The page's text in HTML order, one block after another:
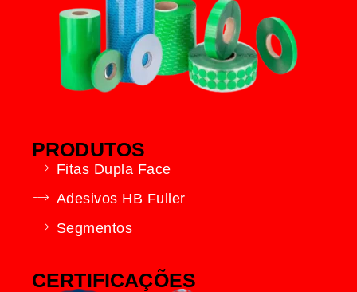
PRODUTOS
Fitas Dupla Face
Adesivos HB Fuller
Segmentos
CERTIFICAÇÕES